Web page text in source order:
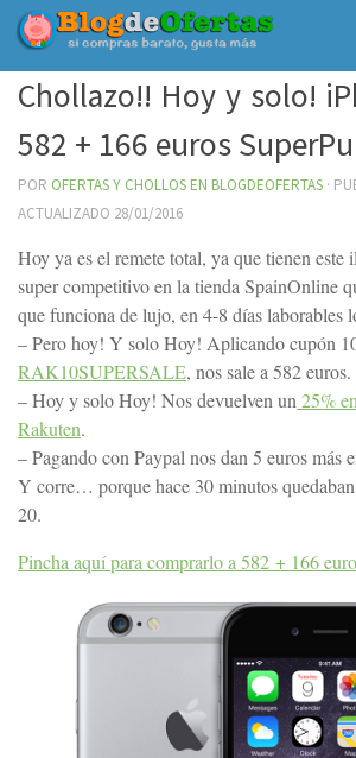
Debajo del contenido
Chollazo!! Hoy y solo!
582 + 166 euros
POR OFERTAS Y CHOLLOS EN BLOGDEOFERTAS ·
ACTUALIZADO 28/01/2016
Hoy ya es el remete total, ya que tienen este
super competitivo en la tienda SpainOnline
que funciona de lujo, en 4-8 días laborables
– Pero hoy! Y solo Hoy! Aplicando cupón
RAK10SUPERSALE, nos sale a 582 euros.
– Hoy y solo Hoy! Nos devuelven un 25%
Rakuten.
– Pagando con Paypal nos dan 5 euros más
Y corre… porque hace 30 minutos
20.
Pincha aquí para comprarlo a 582 + 166